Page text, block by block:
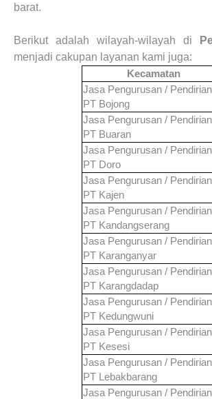
barat.
Berikut adalah wilayah-wilayah di
menjadi cakupan layanan kami juga:
Kecamatan
Jasa Pengurusan / Pendirian
PT Bojong
Jasa Pengurusan / Pendirian
PT Buaran
Jasa Pengurusan / Pendirian
PT Doro
Jasa Pengurusan / Pendirian
PT Kajen
Jasa Pengurusan / Pendirian
PT Kandangserang
Jasa Pengurusan / Pendirian
PT Karanganyar
Jasa Pengurusan / Pendirian
PT Karangdadap
Jasa Pengurusan / Pendirian
PT Kedungwuni
Jasa Pengurusan / Pendirian
PT Kesesi
Jasa Pengurusan / Pendirian
PT Lebakbarang
Jasa Pengurusan / Pendirian